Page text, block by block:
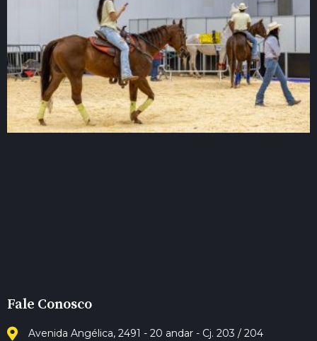
Fale Conosco
Avenida Angélica, 2491 - 20 andar - Cj. 203 / 204